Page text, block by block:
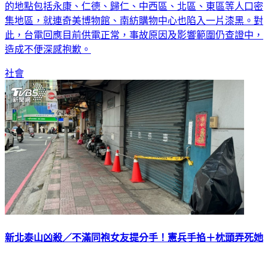
的地點包括永康、仁德、歸仁、中西區、北區、東區等人口密
集地區，就連奇美博物館、南紡購物中心也陷入一片漆黑。對
此，台電回應目前供電正常，事故原因及影響範圍仍查證中，
造成不便深感抱歉。
社會
新北泰山凶殺／不滿同袍女友提分手！憲兵手掐＋枕頭弄死她